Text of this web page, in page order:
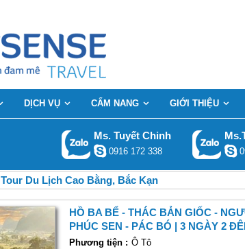
DỊCH VỤ CẨM NANG GIỚI THIỆU
Ms. Tuyết Chinh
0916 172 338
Tour Du Lịch Cao Bằng, Bắc Kạn
HỒ BA BỂ - THÁC BẢN GIỐC -
PHÚC SEN - PÁC BÓ | 3 NGÀY 2
Phương tiện : Ô Tô